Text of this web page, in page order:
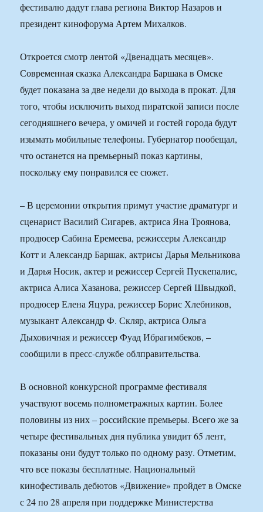
фестивалю дадут глава региона Виктор Назаров и
президент кинофорума Артем Михалков.
Откроется смотр лентой «Двенадцать месяцев».
Современная сказка Александра Баршака в Омске
будет показана за две недели до выхода в прокат. Для
того, чтобы исключить выход пиратской записи после
сегодняшнего вечера, у омичей и гостей города будут
изымать мобильные телефоны. Губернатор пообещал,
что останется на премьерный показ картины,
поскольку ему понравился ее сюжет.
– В церемонии открытия примут участие драматург и
сценарист Василий Сигарев, актриса Яна Троянова,
продюсер Сабина Еремеева, режиссеры Александр
Котт и Александр Баршак, актрисы Дарья Мельникова
и Дарья Носик, актер и режиссер Сергей Пускепалис,
актриса Алиса Хазанова, режиссер Сергей Швыдкой,
продюсер Елена Яцура, режиссер Борис Хлебников,
музыкант Александр Ф. Скляр, актриса Ольга
Дыховичная и режиссер Фуад Ибрагимбеков, –
сообщили в пресс-службе облправительства.
В основной конкурсной программе фестиваля
участвуют восемь полнометражных картин. Более
половины из них – российские премьеры. Всего же за
четыре фестивальных дня публика увидит 65 лент,
показаны они будут только по одному разу. Отметим,
что все показы бесплатные. Национальный
кинофестиваль дебютов «Движение» пройдет в Омске
с 24 по 28 апреля при поддержке Министерства